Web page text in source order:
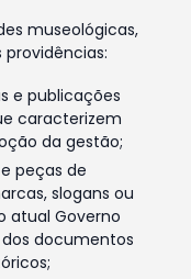
museológicas,
e publicações
caracterizem
da gestão;
peças de
slogans ou
atual Governo
documentos